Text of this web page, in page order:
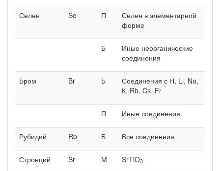
Селен Sc П
Селен в элементарной
форме
Б
Иные неорганические
соединения
Бром Br Б
Соединения с Н, Li, Na,
К, Rb, Cs, Fr
П Иные соединения
Рубидий Rb Б Все соединения
Стронций Sr M SrTiO3